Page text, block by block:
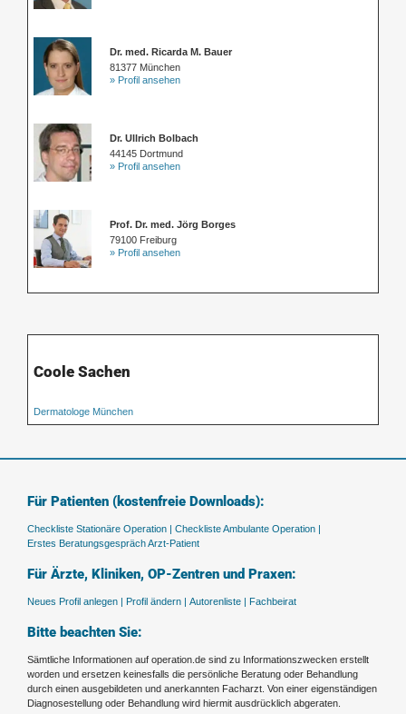
Dr. med. Ricarda M. Bauer
81377 München
» Profil ansehen
Dr. Ullrich Bolbach
44145 Dortmund
» Profil ansehen
Prof. Dr. med. Jörg Borges
79100 Freiburg
» Profil ansehen
Coole Sachen
Dermatologe München
Für Patienten (kostenfreie Downloads):
Checkliste Stationäre Operation |
Checkliste Ambulante Operation |
Erstes Beratungsgespräch Arzt-Patient
Für Ärzte, Kliniken, OP-Zentren und Praxen:
Neues Profil anlegen | Profil ändern | Autorenliste | Fachbeirat
Bitte beachten Sie:
Sämtliche Informationen auf operation.de sind zu Informationszwecken erstellt
worden und ersetzen keinesfalls die persönliche Beratung oder Behandlung
durch einen ausgebildeten und anerkannten Facharzt. Von einer eigenständigen
Diagnosestellung oder Behandlung wird hiermit ausdrücklich abgeraten.